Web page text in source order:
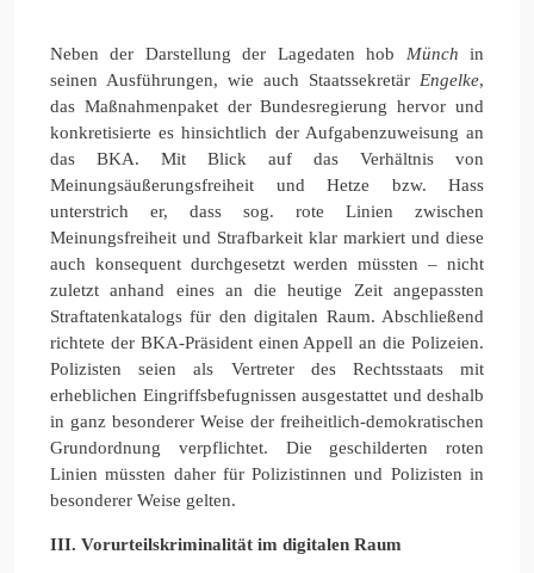
Neben der Darstellung der Lagedaten hob Münch in
seinen Ausführungen, wie auch Staatssekretär Engelke,
das Maßnahmenpaket der Bundesregierung hervor und
konkretisierte es hinsichtlich der Aufgabenzuweisung an
das BKA. Mit Blick auf das Verhältnis von
Meinungsäußerungsfreiheit und Hetze bzw. Hass
unterstrich er, dass sog. rote Linien zwischen
Meinungsfreiheit und Strafbarkeit klar markiert und diese
auch konsequent durchgesetzt werden müssten – nicht
zuletzt anhand eines an die heutige Zeit angepassten
Straftatenkatalogs für den digitalen Raum. Abschließend
richtete der BKA-Präsident einen Appell an die Polizeien.
Polizisten seien als Vertreter des Rechtsstaats mit
erheblichen Eingriffsbefugnissen ausgestattet und deshalb
in ganz besonderer Weise der freiheitlich-demokratischen
Grundordnung verpflichtet. Die geschilderten roten
Linien müssten daher für Polizistinnen und Polizisten in
besonderer Weise gelten.
III. Vorurteilskriminalität im digitalen Raum